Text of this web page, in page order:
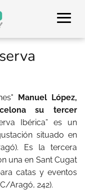
Manuel López,
su tercer
Ibérica”
es un
situado en
Es la tercera
una en Sant Cugat
catas y eventos
Aragó, 242).